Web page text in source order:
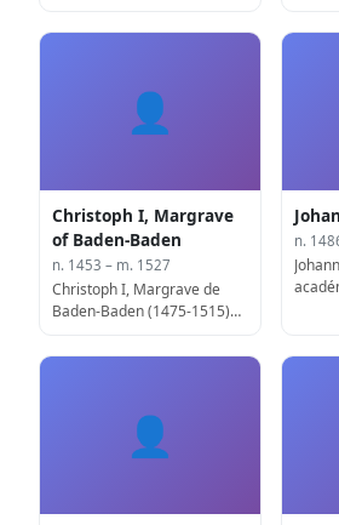
👤
Christoph I, Margrave
of Baden-Baden
n. 1453 – m. 1527
Christoph I, Margrave de
Baden-Baden (1475-1515)
n.
👤